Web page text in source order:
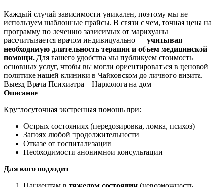
Каждый случай зависимости уникален, поэтому мы не
используем шаблонные прайсы. В связи с чем, точная цена на
программу по лечению зависимых от марихуаны
рассчитывается врачом индивидуально — учитывая
необходимую длительность терапии и объем медицинской
помощи. Для вашего удобства мы публикуем стоимость
основных услуг, чтобы вы могли ориентироваться в ценовой
политике нашей клиники в Чайковском до личного визита.
Выезд Врача Психиатра – Нарколога на дом
Описание
Круглосуточная экстренная помощь при:
Острых состояниях (передозировка, ломка, психоз)
Запоях любой продолжительности
Отказе от госпитализации
Необходимости анонимной консультации
Для кого подходит
Пациентам в тяжелом состоянии (невозможность